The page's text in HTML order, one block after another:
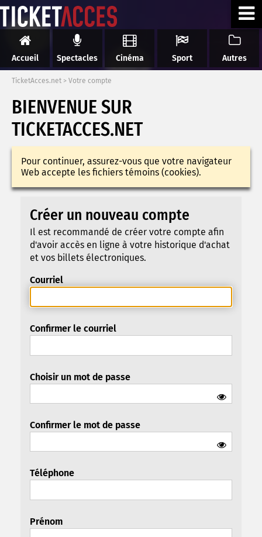
Accueil Spectacles Cinéma Sport Autres
TicketAcces.net > Votre compte
BIENVENUE SUR
TICKETACCES.NET
Pour continuer, assurez-vous que votre navigateur
Web accepte les fichiers témoins (cookies).
Créer un nouveau compte
Il est recommandé de créer votre compte afin
d'avoir accès en ligne à votre historique d'achat
et vos billets électroniques.
Courriel
Confirmer le courriel
Choisir un mot de passe
Confirmer le mot de passe
Téléphone
Prénom